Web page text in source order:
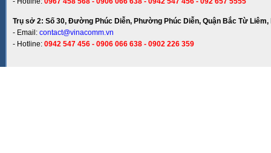
Trụ sở 2: Số 30, Đường Phúc Diễn, Phường Phúc Diễn, Quận Bắc Từ Liêm,
- Email: contact@vinacomm.vn
- Hotline: 0942 547 456 - 0906 066 638 - 0902 226 359